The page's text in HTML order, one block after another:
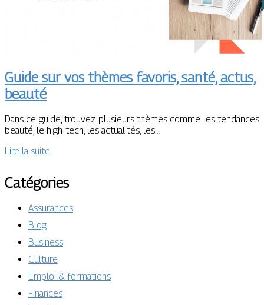
Guide sur vos thèmes favoris, santé, actus,
beauté
Dans ce guide, trouvez plusieurs thèmes comme les tendances
beauté, le high-tech, les actualités, les…
Lire la suite
Catégories
Assurances
Blog
Business
Culture
Emploi & formations
Finances